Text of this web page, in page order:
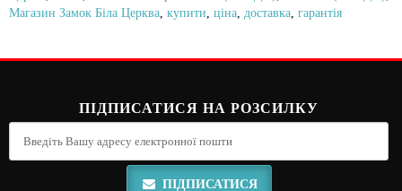
Магазин Замок Біла Церква, купити, ціна, доставка, гарантія
ПІДПИСАТИСЯ НА РОЗСИЛКУ
ПІДПИСАТИСЯ